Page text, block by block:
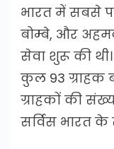
भारत में सबसे
बोम्बे, और
सेवा शुरू की
कुल 93 ग्राहक
ग्राहकों की
सर्विस भारत